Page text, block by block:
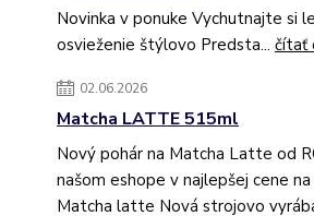
Novinka v ponuke Vychutnajte si
osvieženie štýlovo Predsta... čítať
02.06.2026
Matcha LATTE 515ml
Nový pohár na Matcha Latte od
našom eshope v najlepšej cene
Matcha latte Nová strojovo